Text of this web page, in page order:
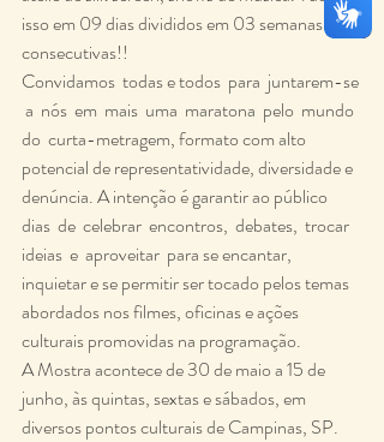
isso em 09 dias divididos em 03 semanas
consecutivas!!
Convidamos  todas e todos  para  juntarem-se
a  nós  em  mais  uma  maratona  pelo  mundo
do  curta-metragem, formato com alto
potencial de representatividade, diversidade e
denúncia. A intenção é garantir ao público
dias  de  celebrar  encontros,  debates,  trocar
ideias  e  aproveitar  para se encantar,
inquietar e se permitir ser tocado pelos temas
abordados nos filmes, oficinas e ações
culturais promovidas na programação.
A Mostra acontece de 30 de maio a 15 de
junho, às quintas, sextas e sábados, em
diversos pontos culturais de Campinas, SP.